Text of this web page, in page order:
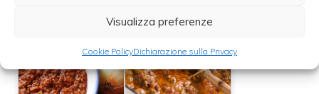
Visualizza preferenze
Cookie PolicyDichiarazione sulla Privacy